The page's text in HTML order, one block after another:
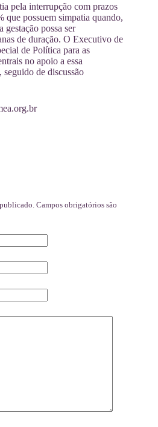
pela interrupção com prazos
que possuem simpatia quando,
gestação possa ser
de duração. O Executivo de
de Política para as
no apoio a essa
de discussão
Campos obrigatórios são